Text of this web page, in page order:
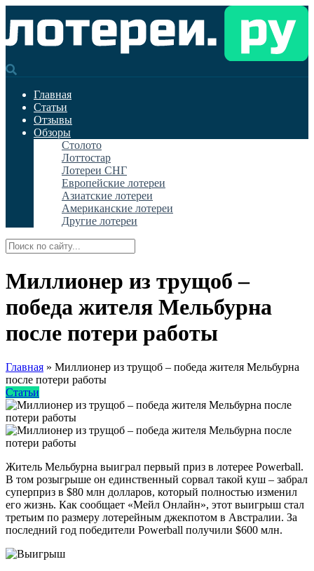
Главная
Статьи
Отзывы
Обзоры
Столото
Лоттостар
Лотереи СНГ
Европейские лотереи
Азиатские лотереи
Американские лотереи
Другие лотереи
Миллионер из трущоб –
победа жителя Мельбурна
после потери работы
Главная » Миллионер из трущоб – победа жителя Мельбурна
после потери работы
Статьи
Житель Мельбурна выиграл первый приз в лотерее Powerball.
В том розыгрыше он единственный сорвал такой куш – забрал
суперприз в $80 млн долларов, который полностью изменил
его жизнь. Как сообщает «Мейл Онлайн», этот выигрыш стал
третьим по размеру лотерейным джекпотом в Австралии. За
последний год победители Powerball получили $600 млн.